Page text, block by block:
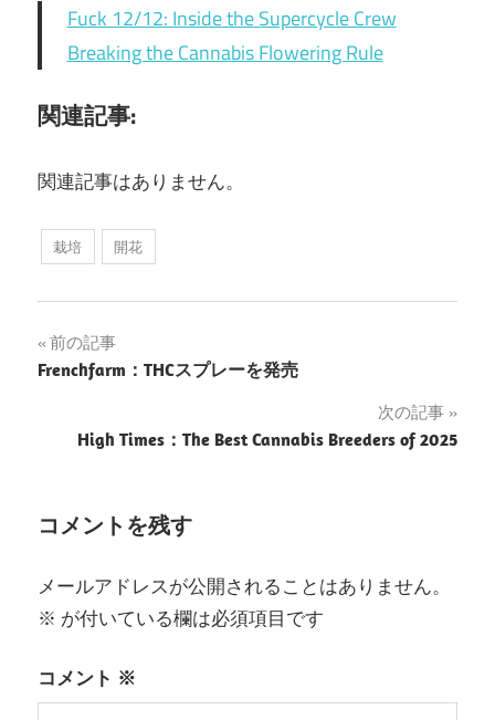
Fuck 12/12: Inside the Supercycle Crew
Breaking the Cannabis Flowering Rule
関連記事:
関連記事はありません。
栽培 開花
投
稿
ゲ
シ
ン
前の記事
Frenchfarm：THCスプレーを発売
次の記事
High Times：The Best Cannabis Breeders of 2025
コメントを残す
メールアドレスが公開されることはありません。
※ が付いている欄は必須項目です
コメント ※